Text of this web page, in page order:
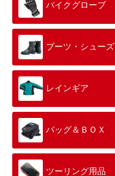
バイクグローブ
ブーツ・シューズ
レインギア
バッグ＆ＢＯＸ
ツーリング用品